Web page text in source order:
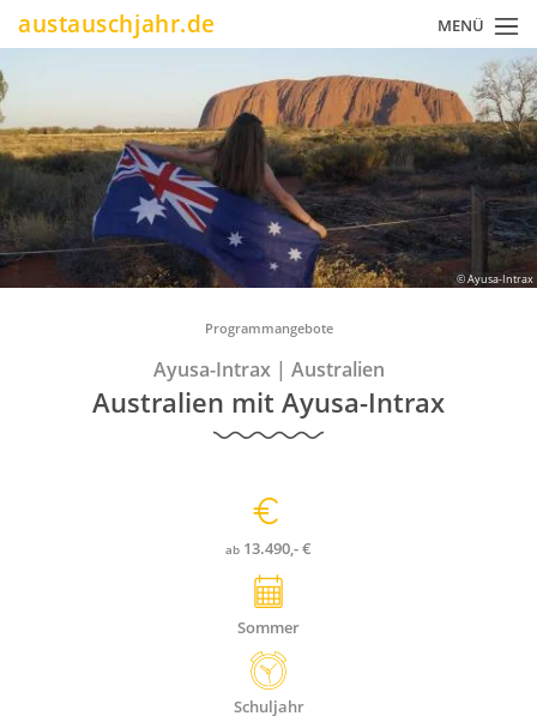
Direkt
zum
Inhalt
austauschjahr.de MENÜ
© Ayusa-Intrax
Programmangebote
Ayusa-Intrax | Australien
Australien mit Ayusa-Intrax
ab 13.490,- €
Sommer
Schuljahr